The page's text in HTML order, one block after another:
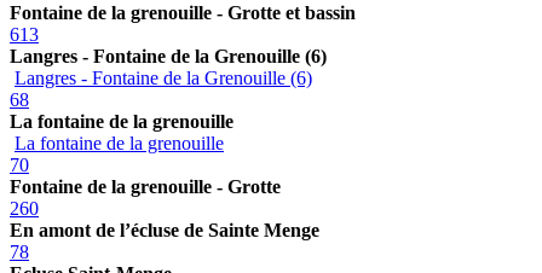
Fontaine de la grenouille - Grotte et bassin
613
Langres - Fontaine de la Grenouille (6)
Langres - Fontaine de la Grenouille (6)
68
La fontaine de la grenouille
La fontaine de la grenouille
70
Fontaine de la grenouille - Grotte
260
En amont de l’écluse de Sainte Menge
78